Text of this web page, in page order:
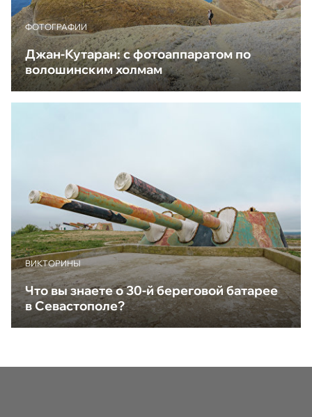
ФОТОГРАФИИ
Джан-Кутаран: с фотоаппаратом по
волошинским холмам
ВИКТОРИНЫ
Что вы знаете о 30-й береговой батарее
в Севастополе?